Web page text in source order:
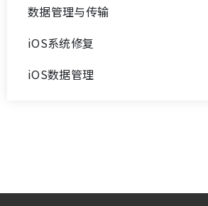
数据管理与传输
iOS系统修复
iOS数据管理